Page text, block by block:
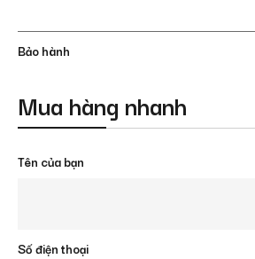
Bảo hành
Mua hàng nhanh
Tên của bạn
Số điện thoại